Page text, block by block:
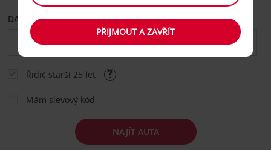
DATUM OD DATUM DO
Řidič starší 25 let
Mám slevový kód
NAJÍT AUTA
PŘIJMOUT A ZAVŘÍT